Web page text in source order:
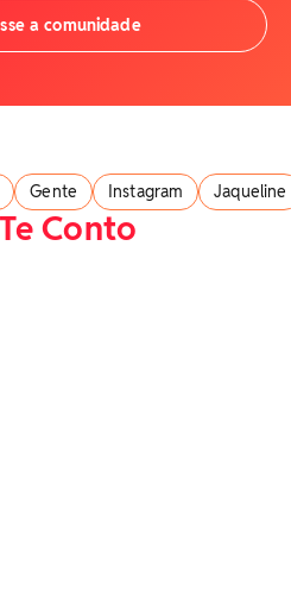
a comunidade
Gente Instagram Jaqueline
Conto